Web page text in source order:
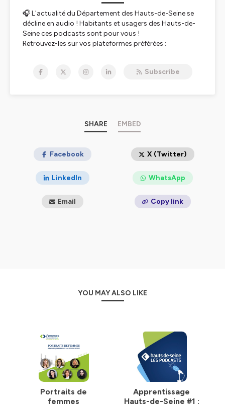
🎧 L'actualité du Département des Hauts-de-Seine se
décline en audio ! Habitants et usagers des Hauts-de-
Seine ces podcasts sont pour vous !
Retrouvez-les sur vos plateformes préférées :
https://www.deezer.com/fr/show/hauts-de-seine-les-
Hébergé par Ausha. Visitez
ausha.co/politique-de-
pour plus d'informations.
Subscribe
SHARE EMBED
Facebook X (Twitter)
LinkedIn WhatsApp
Email Copy link
YOU MAY ALSO LIKE
Portraits de
femmes
Apprentissage
Hauts-de-Seine #1 :